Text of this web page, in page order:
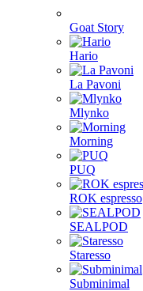
Goat Story
Hario
La Pavoni
Mlynko
Morning
PUQ
ROK espresso
SEALPOD
Staresso
Subminimal